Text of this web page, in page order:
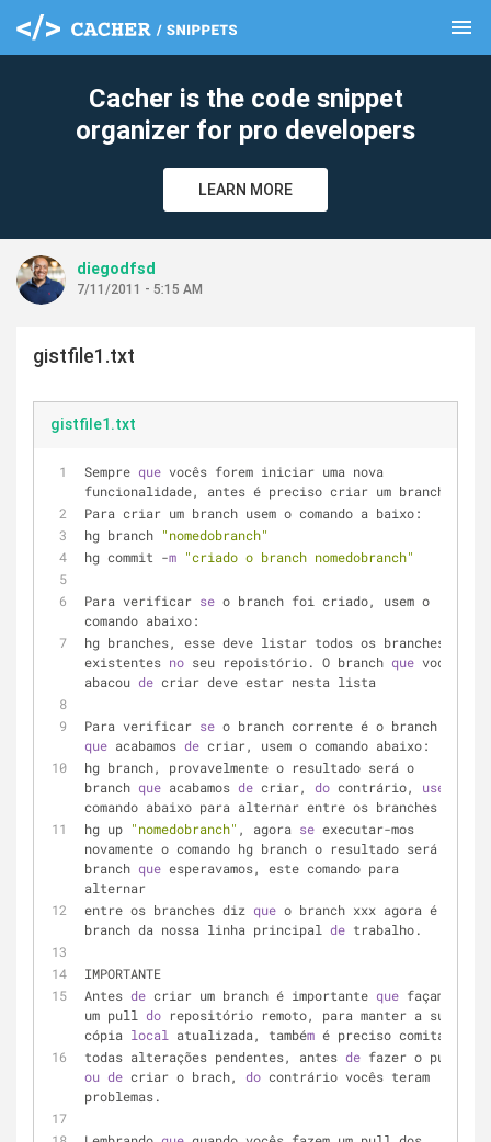
menu
Cacher is the code snippet
organizer for pro developers
LEARN MORE
diegodfsd
7/11/2011 - 5:15 AM
gistfile1.txt
gistfile1.txt
Sempre que vocês forem iniciar uma nova
funcionalidade, antes é preciso criar um branch.
Para criar um branch usem o comando a baixo:
hg branch "nomedobranch"
hg commit -m "criado o branch nomedobranch"
Para verificar se o branch foi criado, usem o
comando abaixo:
hg branches, esse deve listar todos os branches
existentes no seu repoistório. O branch que você
abacou de criar deve estar nesta lista
Para verificar se
que acabamos de criar, usem o comando abaixo:
hg branch, provavelmente o resultado será o
branch que acabamos de criar, do contrário, use
comando abaixo para alternar entre os branches:
hg up "nomedobranch" , agora se executar-mos
novamente o comando hg branch o resultado será o
branch que esperavamos, este comando para
alternar
entre os branches diz que o branch xxx agora é o
branch da nossa linha principal de trabalho.
IMPORTANTE
Antes de criar um branch é importante que façam
um pull do repositório remoto, para manter a sua
cópia local atualizada, também é preciso comitar
todas alterações pendentes, antes de
ou de criar o brach, do contrário vocês teram
problemas.
clear